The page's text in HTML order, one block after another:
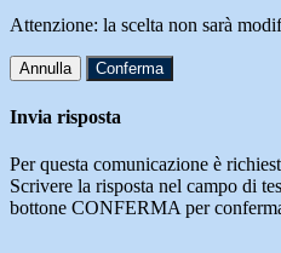
Attenzione: la scelta non sarà
Annulla Conferma
Invia risposta
Per questa comunicazione è
Scrivere la risposta nel campo di
bottone CONFERMA per